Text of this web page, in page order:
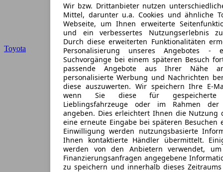
Wir bzw. Drittanbieter nutzen
Mittel, darunter u.a. Cookies und ähnliche
Webseite, um Ihnen erweiterte
und ein verbessertes Nutzungserlebnis
Durch diese erweiterten Funktionalitäten
Personalisierung unseres Angebotes
Suchvorgänge bei einem späteren Besuch
passende Angebote aus Ihrer Nähe
personalisierte Werbung und Nachrichten
diese auszuwerten. Wir speichern Ihre E-
wenn Sie diese für gespeicherte
Lieblingsfahrzeuge oder im Rahmen der
angeben. Dies erleichtert Ihnen die Nutzung
eine erneute Eingabe bei späteren
Einwilligung werden nutzungsbasierte
Ihnen kontaktierte Händler übermittelt.
werden von den Anbietern verwendet,
Finanzierungsanfragen angegebene
zu speichern und innerhalb dieses
Toyota